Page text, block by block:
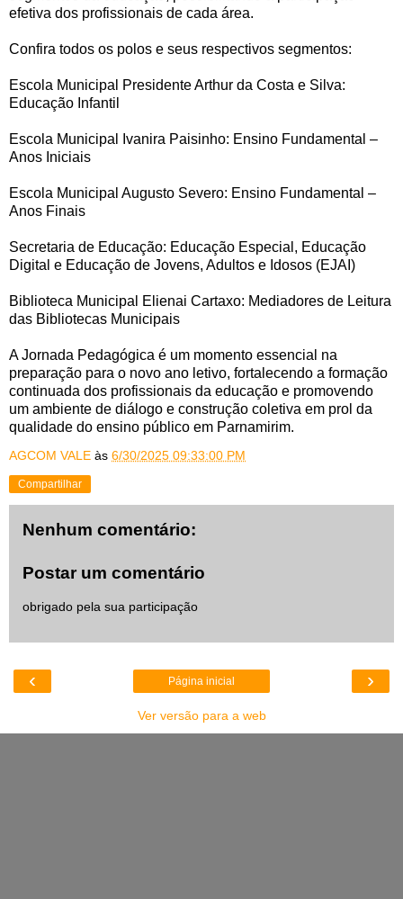
efetiva dos profissionais de cada área.
Confira todos os polos e seus respectivos segmentos:
Escola Municipal Presidente Arthur da Costa e Silva:
Educação Infantil
Escola Municipal Ivanira Paisinho: Ensino Fundamental –
Anos Iniciais
Escola Municipal Augusto Severo: Ensino Fundamental –
Anos Finais
Secretaria de Educação: Educação Especial, Educação
Digital e Educação de Jovens, Adultos e Idosos (EJAI)
Biblioteca Municipal Elienai Cartaxo: Mediadores de Leitura
das Bibliotecas Municipais
A Jornada Pedagógica é um momento essencial na
preparação para o novo ano letivo, fortalecendo a formação
continuada dos profissionais da educação e promovendo
um ambiente de diálogo e construção coletiva em prol da
qualidade do ensino público em Parnamirim.
AGCOM VALE às 6/30/2025 09:33:00 PM
Compartilhar
Nenhum comentário:
Postar um comentário
obrigado pela sua participação
‹ ›
Página inicial
Ver versão para a web